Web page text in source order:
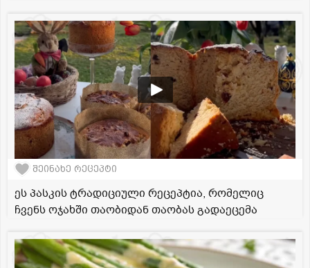
შეინახე რეცეპტი
ეს პასკის ტრადიციული რეცეპტია, რომელიც
ჩვენს ოჯახში თაობიდან თაობას გადაეცემა